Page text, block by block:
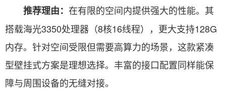
推荐理由： 在有限的空间内提供强大的性能。其
搭载海光3350处理器（8核16线程），更大支持128G
内存。针对空间受限但需要高算力的场景，这款紧凑
型壁挂式方案是理想选择。丰富的接口配置同样能保
障与周围设备的无缝对接。